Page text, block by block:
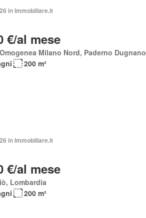
in Immobiliare.it
€/al mese
Milano Nord, Paderno Dugnano
200 m²
in Immobiliare.it
€/al mese
Lombardia
200 m²